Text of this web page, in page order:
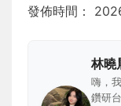
發佈時間：
林曉
嗨，
鑽研